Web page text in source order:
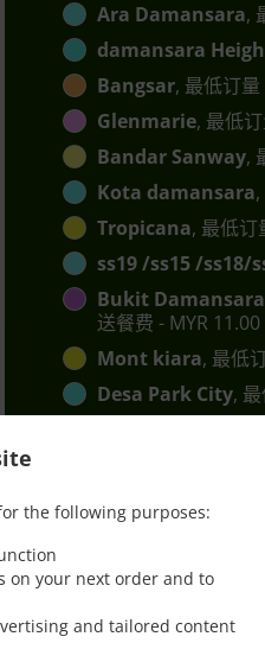
the following purposes:
on your next order and to
and tailored content
Ara Damansara,
damansara
Bangsar, 最低订
Glenmarie, 最低
Bandar Sanway,
Kota damansara
Tropicana, 最低订
ss19 /ss15 /ss18/
Bukit
送餐费 - MYR 11.00
Mont kiara, 最低
Desa Park City,
, 最低订
, 最低订量
Ss2
, 最低订量 -